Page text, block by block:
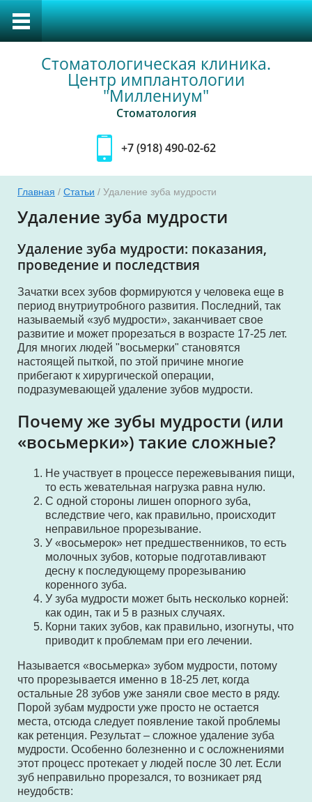
Стоматологическая клиника.
Центр имплантологии
"Миллениум"
Стоматология
+7 (918) 490-02-62
Главная / Статьи / Удаление зуба мудрости
Удаление зуба мудрости
Удаление зуба мудрости: показания,
проведение и последствия
Зачатки всех зубов формируются у человека еще в
период внутриутробного развития. Последний, так
называемый «зуб мудрости», заканчивает свое
развитие и может прорезаться в возрасте 17-25 лет.
Для многих людей "восьмерки" становятся
настоящей пыткой, по этой причине многие
прибегают к хирургической операции,
подразумевающей удаление зубов мудрости.
Почему же зубы мудрости (или
«восьмерки») такие сложные?
Не участвует в процессе пережевывания пищи,
то есть жевательная нагрузка равна нулю.
С одной стороны лишен опорного зуба,
вследствие чего, как правильно, происходит
неправильное прорезывание.
У «восьмерок» нет предшественников, то есть
молочных зубов, которые подготавливают
десну к последующему прорезыванию
коренного зуба.
У зуба мудрости может быть несколько корней:
как один, так и 5 в разных случаях.
Корни таких зубов, как правильно, изогнуты, что
приводит к проблемам при его лечении.
Называется «восьмерка» зубом мудрости, потому
что прорезывается именно в 18-25 лет, когда
остальные 28 зубов уже заняли свое место в ряду.
Порой зубам мудрости уже просто не остается
места, отсюда следует появление такой проблемы
как ретенция. Результат – сложное удаление зуба
мудрости. Особенно болезненно и с осложнениями
этот процесс протекает у людей после 30 лет. Если
зуб неправильно прорезался, то возникает ряд
неудобств: